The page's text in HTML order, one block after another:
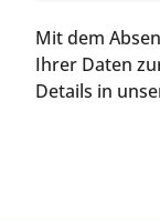
Mit dem
Ihrer Daten
Details in